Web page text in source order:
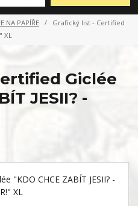
NA PAPÍŘE
Grafický list - Certified
XL
Giclée
JESII? -